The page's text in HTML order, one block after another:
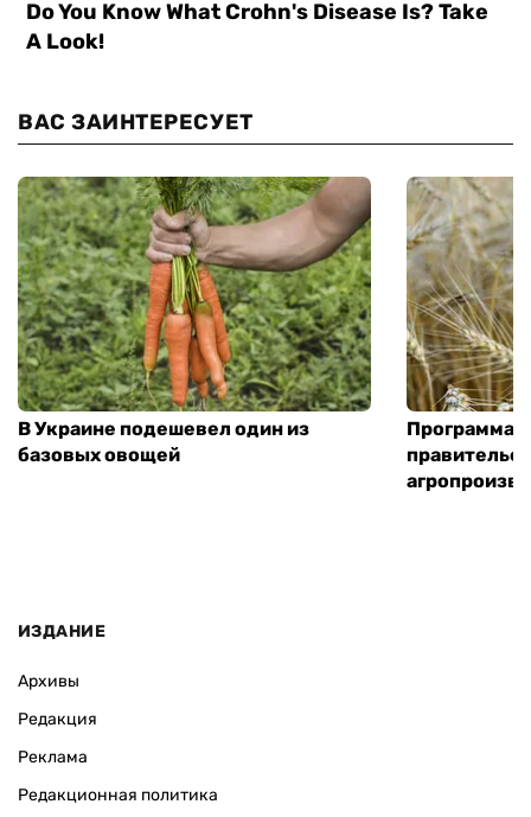
ВАС ЗАИНТЕРЕСУЕТ
В Украине подешевел один из
базовых овощей
Программа
ИЗДАНИЕ
Архивы
Редакция
Реклама
Редакционная политика